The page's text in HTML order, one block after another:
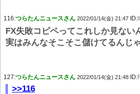
116:つらたんニュースさん 2022/01/14(金) 21:47 ID:
FX失敗コピペってこれしか見ない
実はみんなそこそこ儲けてるんじ
127:つらたんニュースさん 2022/01/14(金) 21:48 ID:
>>116